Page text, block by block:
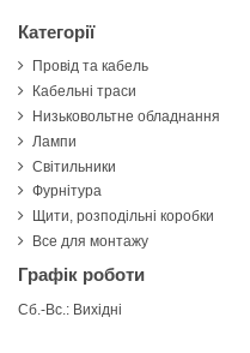
Категорії
Провід та кабель
Кабельні траси
Низьковольтне обладнання
Лампи
Світильники
Фурнітура
Щити, розподільні коробки
Все для монтажу
Графік роботи
Сб.-Вс.: Вихідні